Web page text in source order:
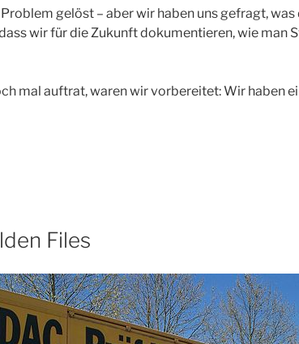
gelöst – aber wir haben uns gefragt,
wir für die Zukunft dokumentieren, wie man
mal auftrat, waren wir vorbereitet: Wir haben
Files